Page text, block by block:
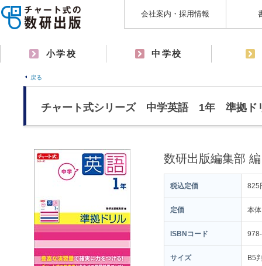
会社案内・採用情報
小学校 中学校
戻る
チャート式シリーズ 中学英語 1年 準拠ド
数研出版編集部 編
税込定価 825
定価 本
ISBNコード
サイズ B5